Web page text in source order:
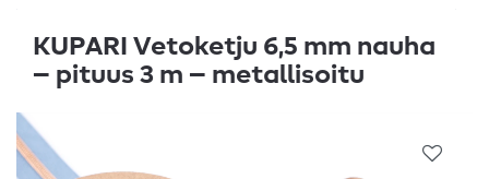
KUPARI Vetoketju 6,5 mm nauha
– pituus 3 m – metallisoitu